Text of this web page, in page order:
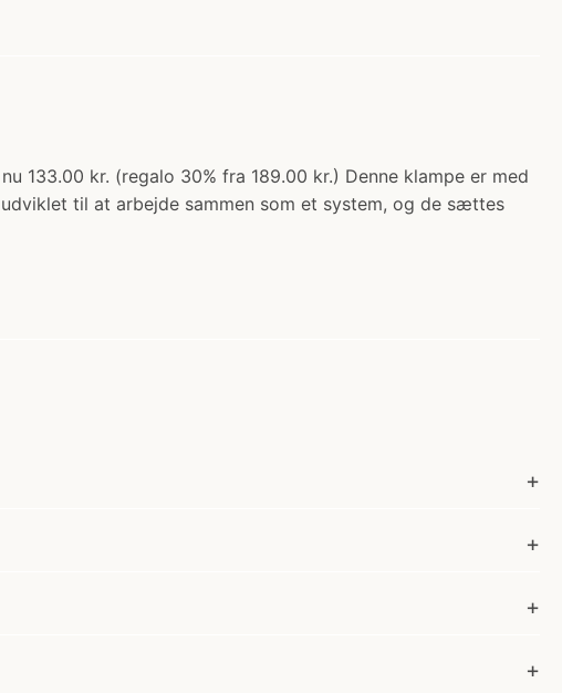
133.00 kr. (regalo 30% fra 189.00 kr.) Denne klampe er med
til at arbejde sammen som et system, og de sættes